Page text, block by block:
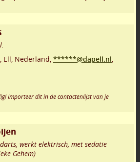
Ell Nederland, ******@dapell.nl
Importeer dit in de contactenlijst van je
werkt elektrisch, met sedatie
Gehem)